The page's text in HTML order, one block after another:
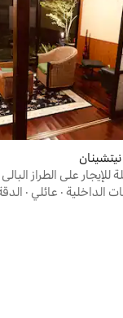
للإيجار على الطراز البالي
الداخلية · عائلي ·